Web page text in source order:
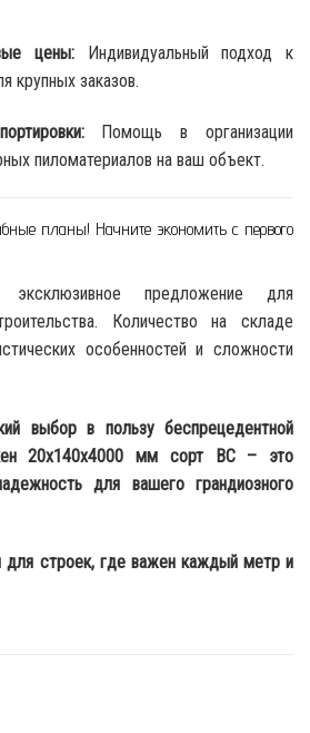
цены: Индивидуальный подход к
крупных заказов.
Помощь в организации
пиломатериалов на ваш объект.
планы! Начните экономить с первого
предложение для
Количество на складе
особенностей и сложности
выбор в пользу беспрецедентной
20x140x4000 мм сорт ВС – это
для вашего грандиозного
строек, где важен каждый метр и